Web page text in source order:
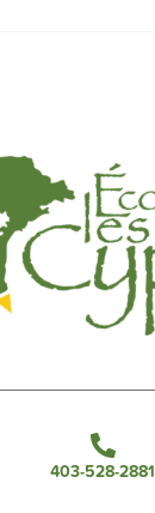
403-528-2881